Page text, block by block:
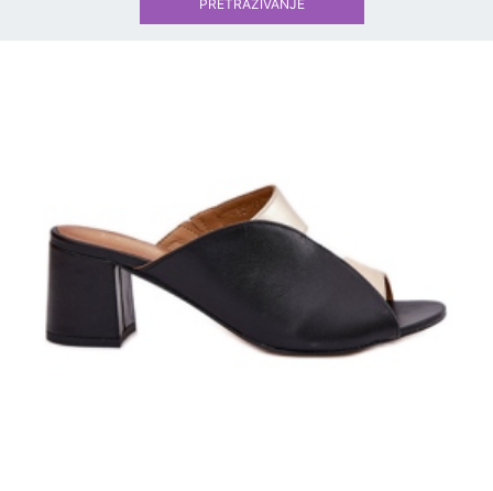
PRETRAŽIVANJE